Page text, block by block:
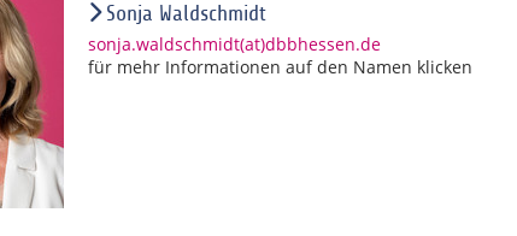
Sonja Waldschmidt
sonja.waldschmidt(at)dbbhessen.de
für mehr Informationen auf den Namen klicken